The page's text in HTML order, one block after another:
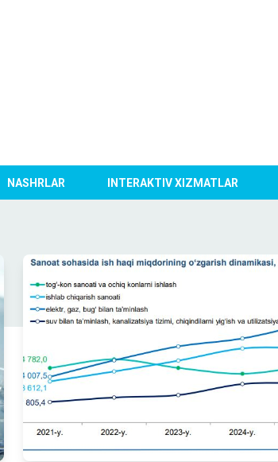
NASHRLAR INTERAKTIV XIZMATLAR